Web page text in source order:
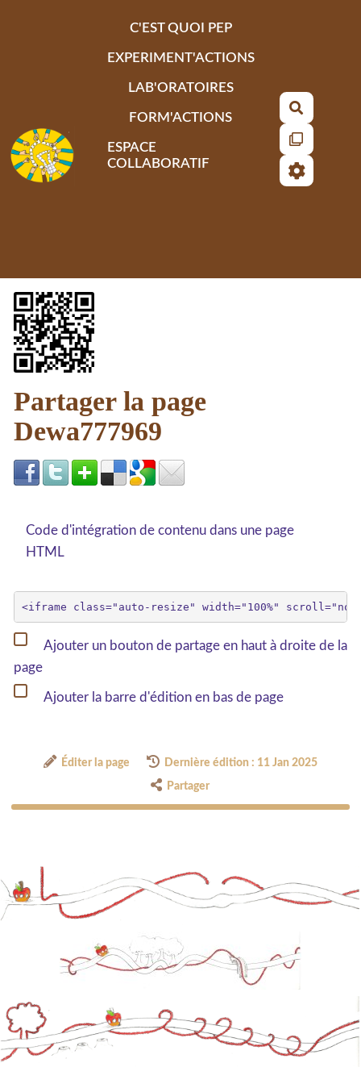
C'EST QUOI PEP
EXPERIMENT'ACTIONS
LAB'ORATOIRES
FORM'ACTIONS
ESPACE
COLLABORATIF
Partager la page
Dewa777969
Code d'intégration de contenu dans une page
HTML
Ajouter un bouton de partage en haut à droite de la
page
Ajouter la barre d'édition en bas de page
Éditer la page Dernière édition : 11 Jan 2025
Partager